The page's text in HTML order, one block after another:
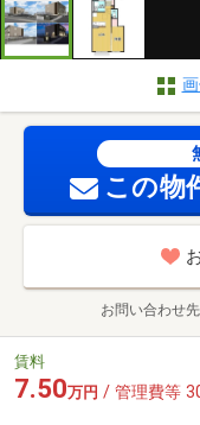
この物
お問い合わせ先
賃料
7.50万円 / 管理費等